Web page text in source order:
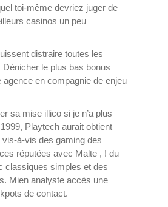
toi-même devriez juger de
casinos un peu
distraire toutes les
le plus bas bonus
en compagnie de enjeu
sa mise illico si je n’a plus
Playtech aurait obtient
à-vis des gaming des
réputées avec Malte , ! du
classiques simples et des
Mien analyste accès une
de contact.